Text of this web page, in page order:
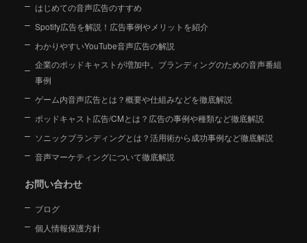
はじめての音声広告のすすめ
Spotify広告を解説！広告事例やメリットを紹介
わかりやすいYouTube音声広告の解説
企業のポッドキャストが増加中。ブランディングのための音声番組
事例
ゲーム内音声広告とは？概要や仕組みなどを徹底解説
ポッドキャスト広告/CMとは？広告の事例や種類など徹底解説
ソニックブランディングとは？活用術から成功事例など徹底解説
音声マーケティングについて徹底解説
お問い合わせ
ブログ
個人情報保護方針